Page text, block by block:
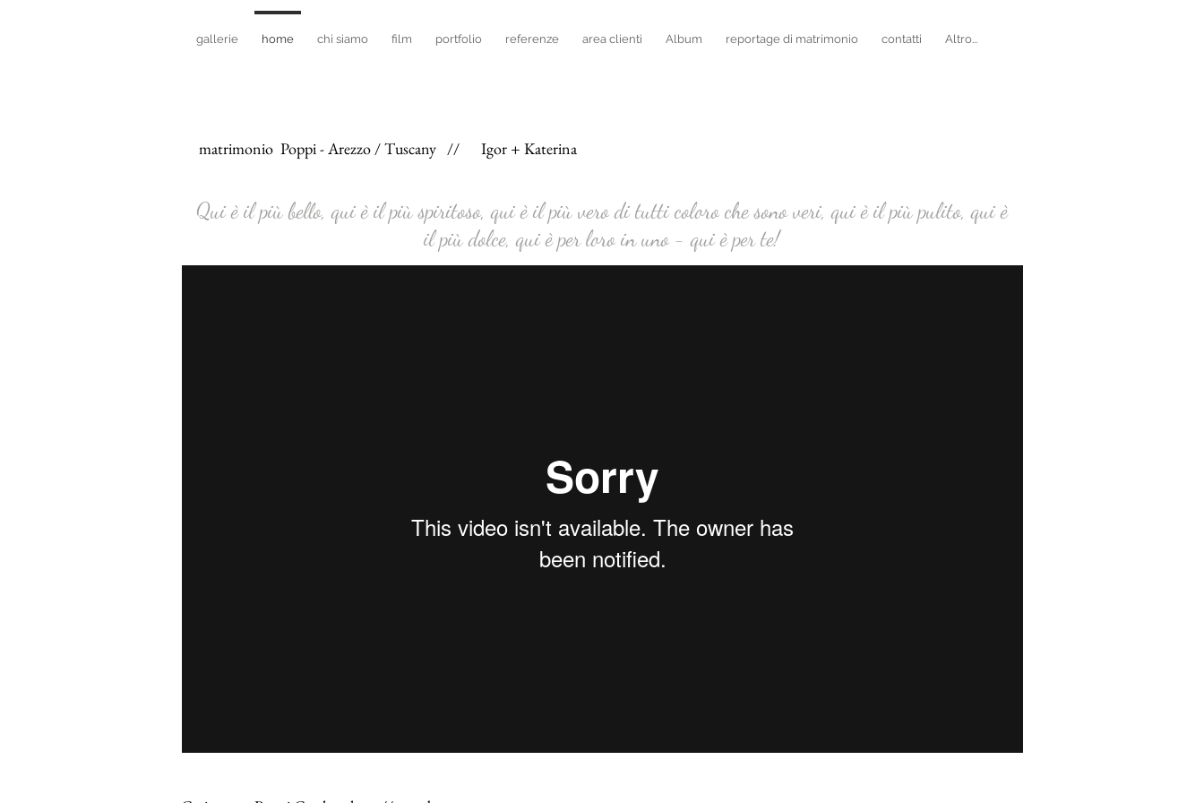
gallerie home chi siamo film portfolio referenze area clienti Album reportage di matrimonio contatti Altro...
matrimonio Poppi - Arezzo / Tuscany // Igor + Katerina
Qui è il più bello, qui è il più spiritoso, qui è il più vero di tutti coloro che sono veri, qui è il più pulito, qui è
il più dolce, qui è per loro in uno - qui è per te!